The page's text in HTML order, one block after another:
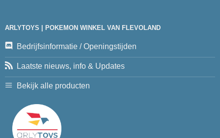
ARLYTOYS | POKEMON WINKEL VAN FLEVOLAND
Bedrijfsinformatie / Openingstijden
Laatste nieuws, info & Updates
Bekijk alle producten